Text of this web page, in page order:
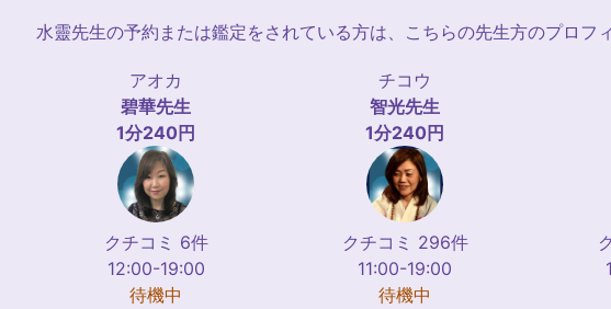
水靈先生の予約または鑑定をされている方は、こちらの先生方のプロフ
アオカ
碧華先生
1分240円
クチコミ 6件
12:00-19:00
待機中
チコウ
智光先生
1分240円
クチコミ 296件
11:00-19:00
待機中